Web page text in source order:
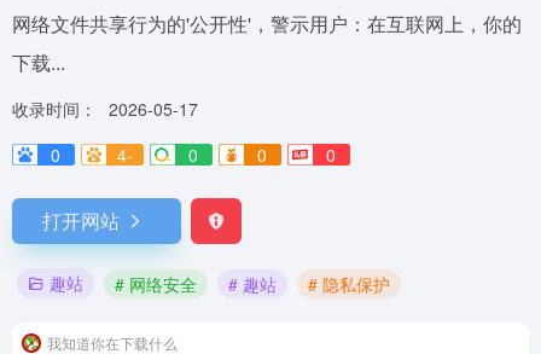
网络文件共享行为的'公开性'，警示用户：在互联网上，你的
下载...
收录时间：
2026-05-17
0
4- 0 0 0
打开网站
趣站 # 网络安全 # 趣站 # 隐私保护
我知道你在下载什么